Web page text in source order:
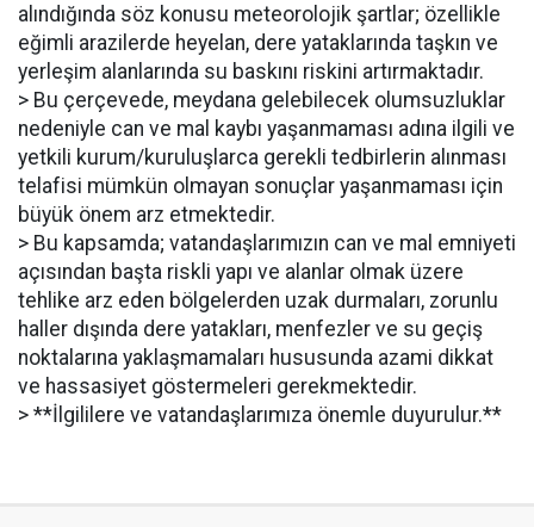
alındığında söz konusu meteorolojik şartlar; özellikle
eğimli arazilerde heyelan, dere yataklarında taşkın ve
yerleşim alanlarında su baskını riskini artırmaktadır.
> Bu çerçevede, meydana gelebilecek olumsuzluklar
nedeniyle can ve mal kaybı yaşanmaması adına ilgili ve
yetkili kurum/kuruluşlarca gerekli tedbirlerin alınması
telafisi mümkün olmayan sonuçlar yaşanmaması için
büyük önem arz etmektedir.
> Bu kapsamda; vatandaşlarımızın can ve mal emniyeti
açısından başta riskli yapı ve alanlar olmak üzere
tehlike arz eden bölgelerden uzak durmaları, zorunlu
haller dışında dere yatakları, menfezler ve su geçiş
noktalarına yaklaşmamaları hususunda azami dikkat
ve hassasiyet göstermeleri gerekmektedir.
> **İlgililere ve vatandaşlarımıza önemle duyurulur.**